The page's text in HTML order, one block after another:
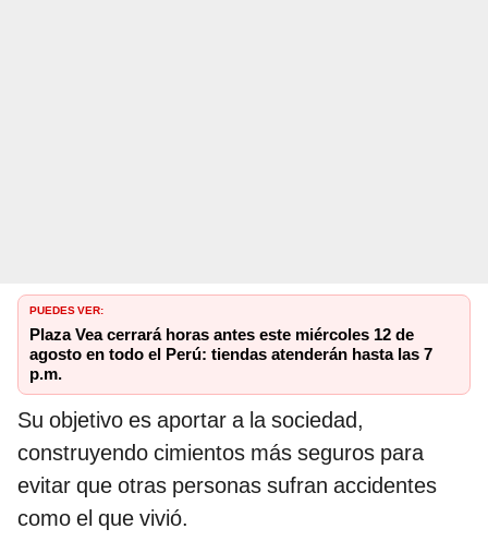
PUEDES VER:
Plaza Vea cerrará horas antes este miércoles 12 de
agosto en todo el Perú: tiendas atenderán hasta las 7
p.m.
Su objetivo es aportar a la sociedad,
construyendo cimientos más seguros para
evitar que otras personas sufran accidentes
como el que vivió.